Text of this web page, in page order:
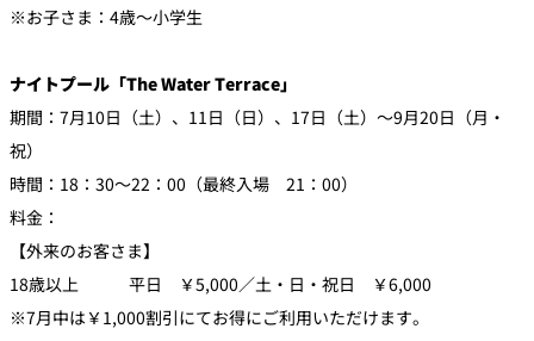
※お子さま：4歳～小学生
ナイトプール「The Water Terrace」
期間：7月10日（土）、11日（日）、17日（土）～9月20日（月・
祝）
時間：18：30～22：00（最終入場 21：00）
料金：
【外来のお客さま】
18歳以上 平日 ￥5,000／土・日・祝日 ￥6,000
※7月中は￥1,000割引にてお得にご利用いただけます。